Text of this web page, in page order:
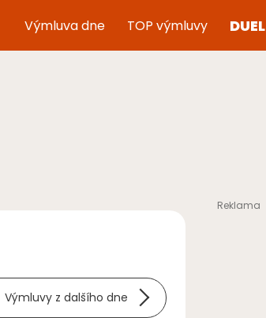
Výmluva dne TOP výmluvy DUEL
Výmluvy z dalšího dne